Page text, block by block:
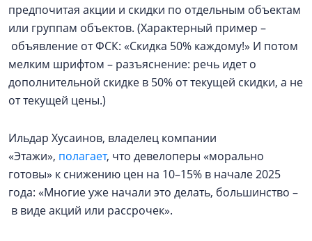
предпочитая акции и скидки по отдельным объектам
или группам объектов. (Характерный пример –
объявление от ФСК: «Скидка 50% каждому!» И потом
мелким шрифтом – разъяснение: речь идет о
дополнительной скидке в 50% от текущей скидки, а не
от текущей цены.)
Ильдар Хусаинов, владелец компании
«Этажи», полагает, что девелоперы «морально
готовы» к снижению цен на 10–15% в начале 2025
года: «Многие уже начали это делать, большинство –
в виде акций или рассрочек».